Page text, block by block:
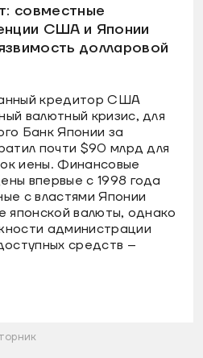
совместные
США и Японии
долларовой
кредитор США
валютный кризис, для
Банк Японии за
почти $90 млрд для
иены. Финансовые
впервые с 1998 года
с властями Японии
японской валюты, однако
администрации
средств –